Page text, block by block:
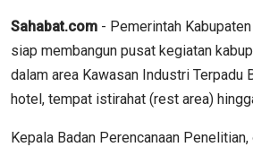
Sahabat.com - Pemerintah
siap membangun pusat kegiatan
dalam area Kawasan Industri Terpadu
hotel, tempat istirahat (rest area)
Kepala Badan Perencanaan